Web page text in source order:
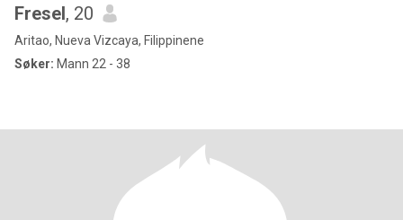
Fresel, 20
Aritao, Nueva Vizcaya, Filippinene
Søker: Mann 22 - 38